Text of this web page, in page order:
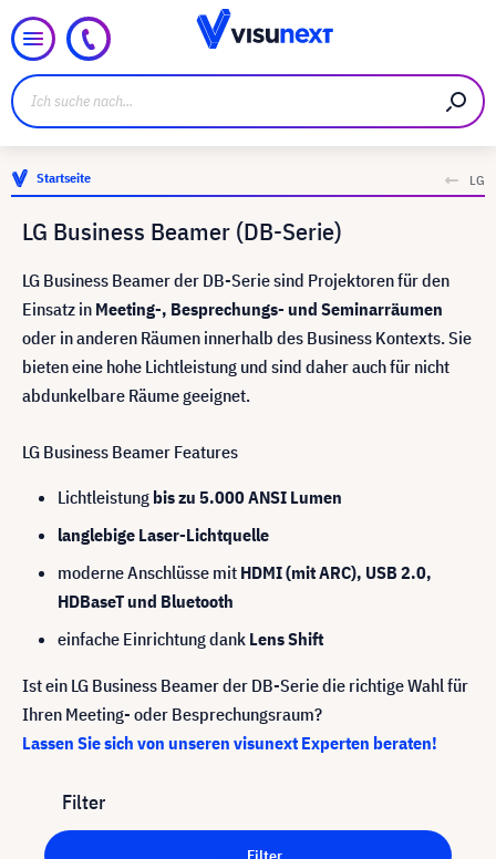
Startseite LG
LG Business Beamer (DB-Serie)
LG Business Beamer der DB-Serie sind Projektoren für den
Einsatz in Meeting-, Besprechungs- und Seminarräumen
oder in anderen Räumen innerhalb des Business Kontexts. Sie
bieten eine hohe Lichtleistung und sind daher auch für nicht
abdunkelbare Räume geeignet.
LG Business Beamer Features
Lichtleistung bis zu 5.000 ANSI Lumen
langlebige Laser-Lichtquelle
moderne Anschlüsse mit HDMI (mit ARC), USB 2.0,
HDBaseT und Bluetooth
einfache Einrichtung dank Lens Shift
Ist ein LG Business Beamer der DB-Serie die richtige Wahl für
Ihren Meeting- oder Besprechungsraum?
Lassen Sie sich von unseren visunext Experten beraten!
Filter